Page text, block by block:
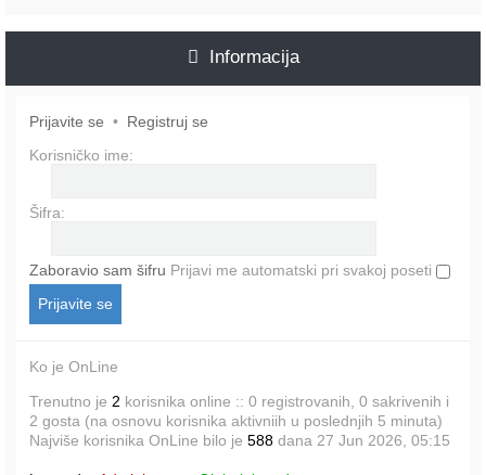
Informacija
Prijavite se • Registruj se
Korisničko ime:
Šifra:
Zaboravio sam šifru Prijavi me automatski pri svakoj poseti
Ko je OnLine
Trenutno je 2 korisnika online :: 0 registrovanih, 0 sakrivenih i
2 gosta (na osnovu korisnika aktivniih u poslednjih 5 minuta)
Najviše korisnika OnLine bilo je 588 dana 27 Jun 2026, 05:15